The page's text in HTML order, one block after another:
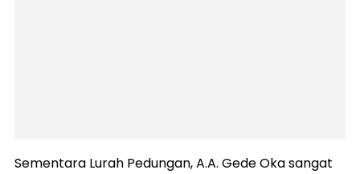
Sementara Lurah Pedungan, A.A. Gede Oka sangat